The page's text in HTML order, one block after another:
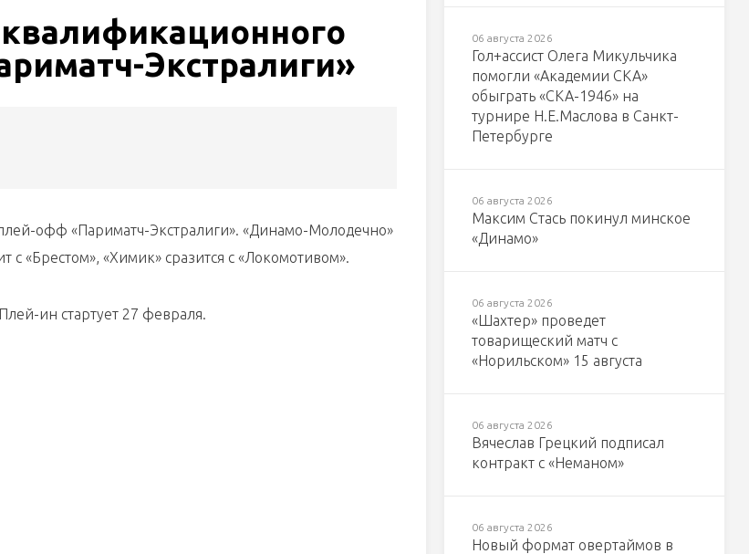
Экстралиги»
офф «Париматч-Экстралиги». «Динамо-Молодечно»
«Брестом», «Химик» сразится с «Локомотивом».
ин стартует 27 февраля.
06 августа 2026
Гол+ассист Олега Микульчика
помогли «Академии СКА»
обыграть «СКА-1946» на
турнире Н.Е.Маслова в Санкт-
Петербурге
06 августа 2026
Максим Стась покинул минское
«Динамо»
06 августа 2026
«Шахтер» проведет
товарищеский матч с
«Норильском» 15 августа
06 августа 2026
Вячеслав Грецкий подписал
контракт с «Неманом»
06 августа 2026
Новый формат овертаймов в